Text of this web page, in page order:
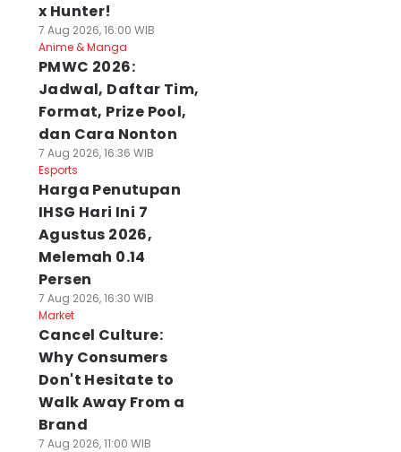
x Hunter!
7 Aug 2026, 16:00 WIB
Anime & Manga
PMWC 2026:
Jadwal, Daftar Tim,
Format, Prize Pool,
dan Cara Nonton
7 Aug 2026, 16:36 WIB
Esports
Harga Penutupan
IHSG Hari Ini 7
Agustus 2026,
Melemah 0.14
Persen
7 Aug 2026, 16:30 WIB
Market
Cancel Culture:
Why Consumers
Don't Hesitate to
Walk Away From a
Brand
7 Aug 2026, 11:00 WIB